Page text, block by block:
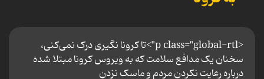
<p class="global-rtl">تا کرونا نگیری درک نمی‌کنی،
سخنان یک مدافع سلامت که به ویروس کرونا مبتلا شده
درباره رعایت نکردن مردم و ماسک نزدن